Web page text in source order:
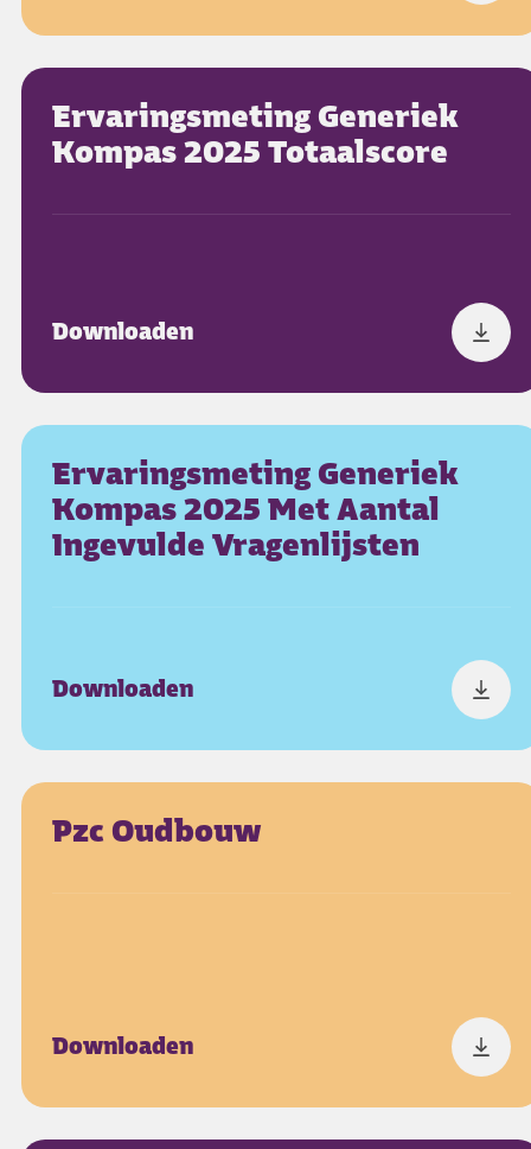
Ervaringsmeting Generiek
Kompas 2025 Totaalscore
Downloaden
Ervaringsmeting Generiek
Kompas 2025 Met Aantal
Ingevulde Vragenlijsten
Downloaden
Pzc Oudbouw
Downloaden